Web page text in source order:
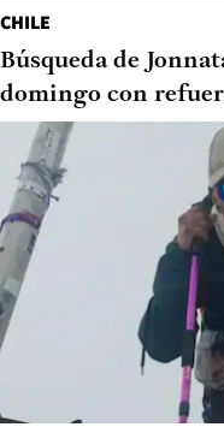
CHILE
Búsqueda de
domingo con